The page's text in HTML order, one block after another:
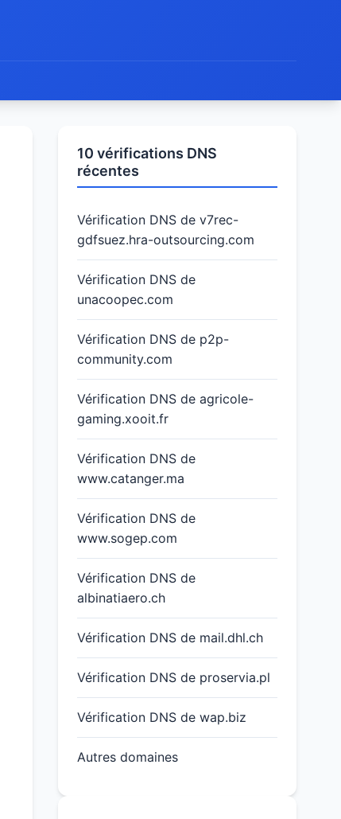
10 vérifications DNS
récentes
Vérification DNS de v7rec-
gdfsuez.hra-outsourcing.com
Vérification DNS de
unacoopec.com
Vérification DNS de p2p-
community.com
Vérification DNS de agricole-
gaming.xooit.fr
Vérification DNS de
www.catanger.ma
Vérification DNS de
www.sogep.com
Vérification DNS de
albinatiaero.ch
Vérification DNS de mail.dhl.ch
Vérification DNS de proservia.pl
Vérification DNS de wap.biz
Autres domaines